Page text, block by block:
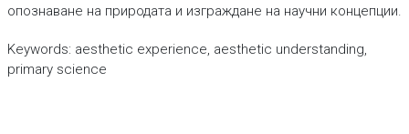
опознаване на природата и изграждане на научни концепции.
Keywords: aesthetic experience, aesthetic understanding,
primary science